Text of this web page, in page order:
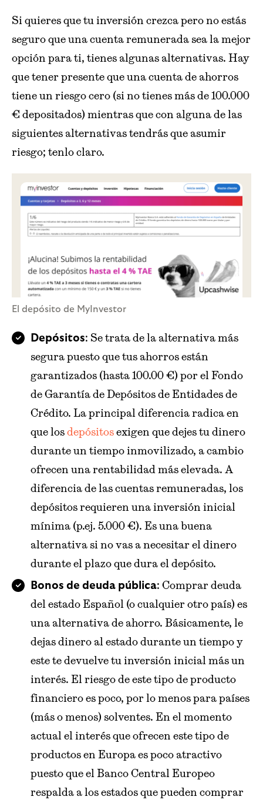
Si quieres que tu inversión crezca pero no estás
seguro que una cuenta remunerada sea la mejor
opción para ti, tienes algunas alternativas. Hay
que tener presente que una cuenta de ahorros
tiene un riesgo cero (si no tienes más de 100.000
€ depositados) mientras que con alguna de las
siguientes alternativas tendrás que asumir
riesgo; tenlo claro.
El depósito de MyInvestor
Depósitos: Se trata de la alternativa más
segura puesto que tus ahorros están
garantizados (hasta 100.00 €) por el Fondo
de Garantía de Depósitos de Entidades de
Crédito. La principal diferencia radica en
que losdepósitosexigen que dejes tu dinero
durante un tiempo inmovilizado, a cambio
ofrecen una rentabilidad más elevada. A
diferencia de las cuentas remuneradas, los
depósitos requieren una inversión inicial
mínima (p.ej. 5.000 €). Es una buena
alternativa si no vas a necesitar el dinero
durante el plazo que dura el depósito.
Bonos de deuda pública: Comprar deuda
del estado Español (o cualquier otro país) es
una alternativa de ahorro. Básicamente, le
dejas dinero al estado durante un tiempo y
este te devuelve tu inversión inicial más un
interés. El riesgo de este tipo de producto
financiero es poco, por lo menos para países
(más o menos) solventes. En el momento
actual el interés que ofrecen este tipo de
productos en Europa es poco atractivo
puesto que el Banco Central Europeo
respalda a los estados que pueden comprar